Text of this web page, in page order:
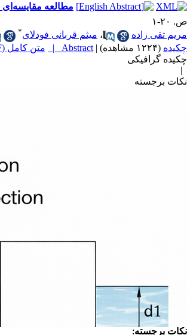
مطالعه
ص. ۲۰-۱
مریم تقی زاده
، میثم قربانی فودلای*
چکیده (۱۲۲۴ مشاهده) |
Abstract | متن کامل (PDF)
چکیده گرافیکی
|
نکات برجسته
نکات برجسته: